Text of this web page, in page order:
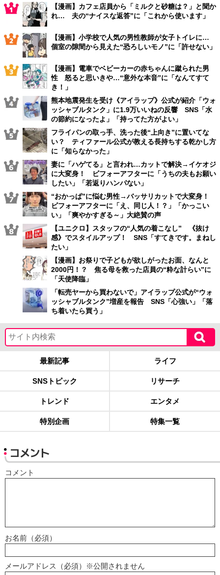
【漫画】カフェ店員から「ミルクと砂糖は？」と聞か
れ… 夫の“ナイスな返答”に「これから使います」
【漫画】小学校で人気の男性教師が女子トイレに…
個室の隙間から見えた“恐ろしいモノ”に「許せない」
【漫画】電車でベビーカーの赤ちゃんに蹴られた男
性 怒ると思いきや…“意外な本音”に「なんてすて
き！」
熊本地震発生を受け《アイラップ》公式が紹介「ウォ
ッシャブルタンク」に1.9万いいねの反響 SNS「水
の節約になったよ」「持ってた方がよい」
フライパンの取っ手、洗った後“上向き”に置いてな
い？ ティファール公式が教える長持ちする乾かし方
に「知らなかった」
妻に「ハゲてる」と言われ…カットで解決→イケオジ
に大変身！ ビフォーアフターに「うちの夫もお願い
したい」「若返りハンパない」
“おかっぱ”に悩む男性→バッサリカットで大変身！
ビフォーアフターに「え、同じ人！？」「かっこい
い」「爽やかすぎる～」大絶賛の声
【ユニクロ】スタッフの“人気の着こなし” 《抜け
感》でスタイルアップ！ SNS「すてきです。まねし
たい」
【漫画】お祭りで子どもが欲しがったお面、なんと
2000円！？ 焦る母を救った店員の“粋な計らい”に
「天使降臨」
「転売ヤーから買わないで」アイラップ公式が“ウォ
ッシャブルタンク”増産を報告 SNS「心強い」「落
ち着いたら買う」
最新記事 ライフ
SNSトピック リサーチ
トレンド エンタメ
特別企画 特集一覧
コメント
コメント
お名前（必須）
メールアドレス（必須）※公開されません